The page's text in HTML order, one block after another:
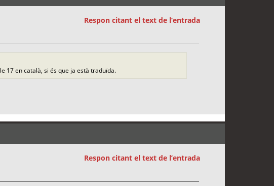
Respon citant el text de l’entrada
17 en català, si és que ja està traduïda.
Respon citant el text de l’entrada